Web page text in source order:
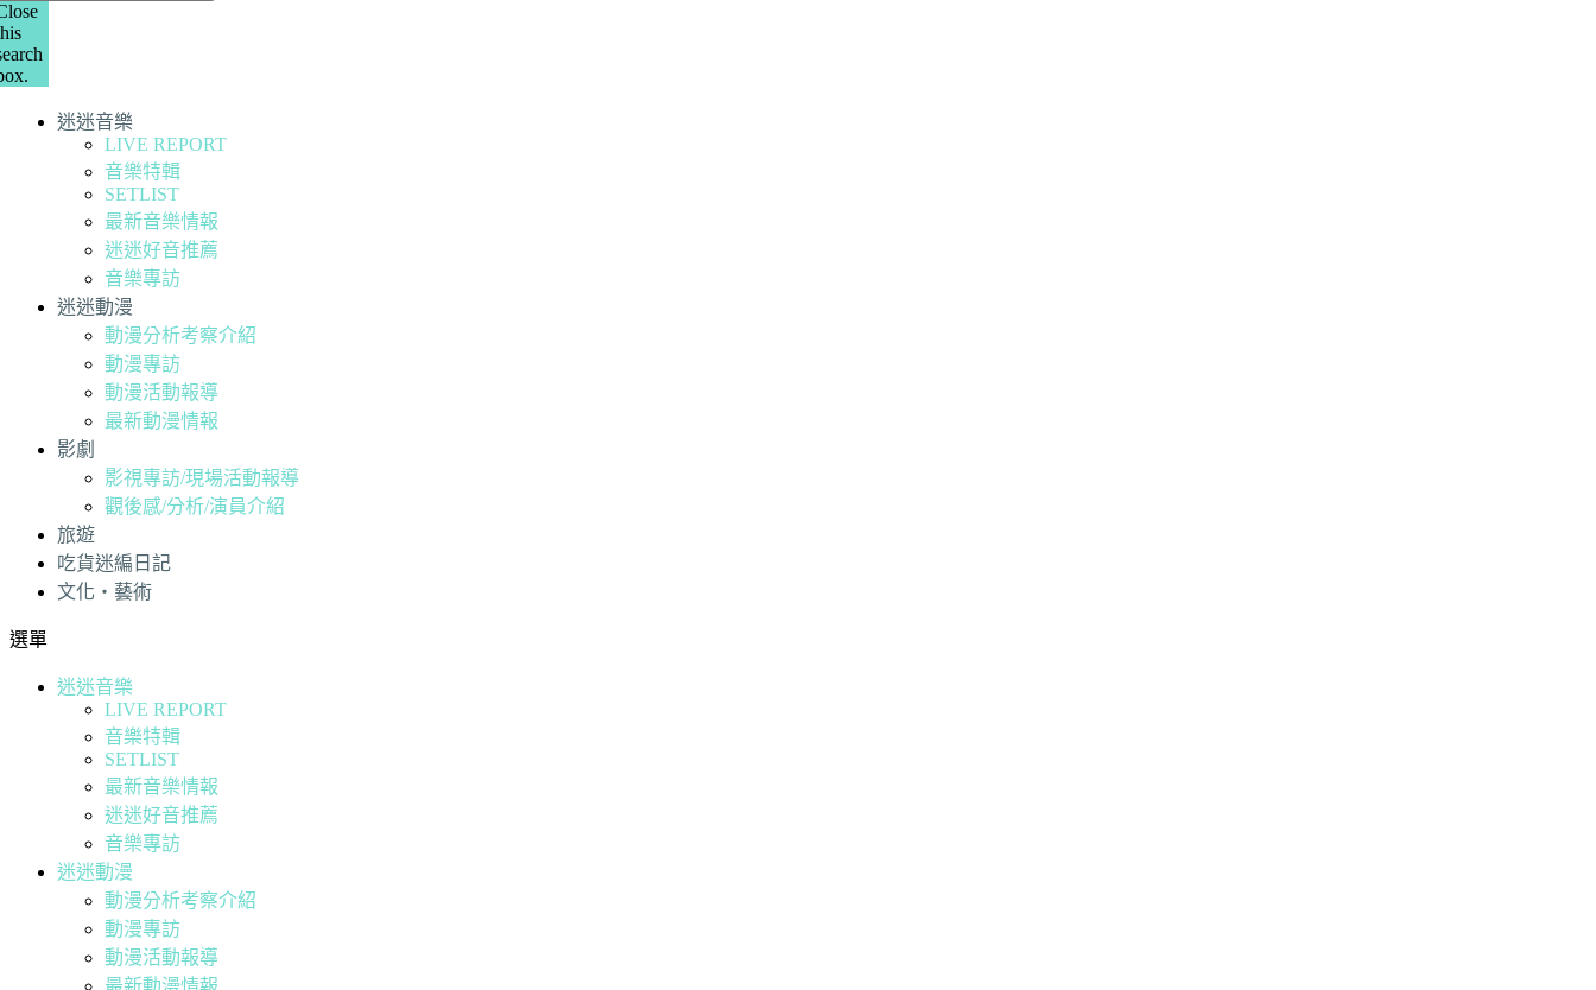
迷迷音樂
LIVE REPORT
音樂特輯
SETLIST
最新音樂情報
迷迷好音推薦
音樂專訪
迷迷動漫
動漫分析考察介紹
動漫專訪
動漫活動報導
最新動漫情報
影劇
影視專訪/現場活動報導
觀後感/分析/演員介紹
旅遊
吃貨迷編日記
文化・藝術
選單
迷迷音樂
LIVE REPORT
音樂特輯
SETLIST
最新音樂情報
迷迷好音推薦
音樂專訪
迷迷動漫
動漫分析考察介紹
動漫專訪
動漫活動報導
最新動漫情報